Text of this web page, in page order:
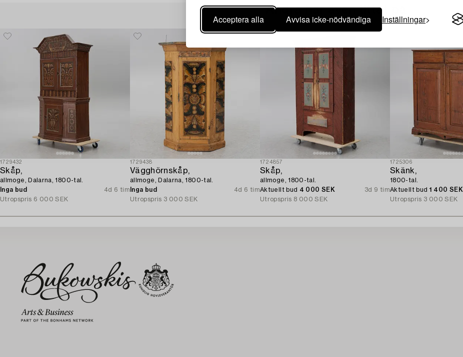
Acceptera alla Avvisa icke-nödvändiga Inställningar
Andra har även tittat på
1729432
Skåp,
allmoge, Dalarna, 1800-tal.
Inga bud
4d 6 tim
Utropspris 6 000 SEK
1729438
Vägghörnskåp,
allmoge, Dalarna, 1800-tal.
Inga bud
4d 6 tim
Utropspris 3 000 SEK
1724857
Skåp,
allmoge, 1800-tal.
Aktuellt bud 4 000 SEK
3d 9 tim
Utropspris 8 000 SEK
1725306
Skänk,
1800-tal.
Aktuellt bud 1 400 SEK
Utropspris 3 000 SEK